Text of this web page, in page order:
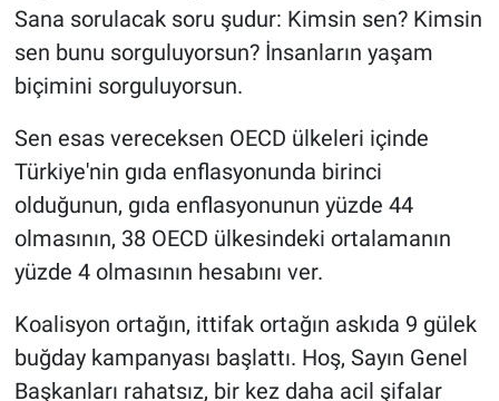
Sana sorulacak soru şudur: Kimsin sen? Kimsin
sen bunu sorguluyorsun? İnsanların yaşam
biçimini sorguluyorsun.
Sen esas vereceksen OECD ülkeleri içinde
Türkiye'nin gıda enflasyonunda birinci
olduğunun, gıda enflasyonunun yüzde 44
olmasının, 38 OECD ülkesindeki ortalamanın
yüzde 4 olmasının hesabını ver.
Koalisyon ortağın, ittifak ortağın askıda 9 gülek
buğday kampanyası başlattı. Hoş, Sayın Genel
Başkanları rahatsız, bir kez daha acil şifalar